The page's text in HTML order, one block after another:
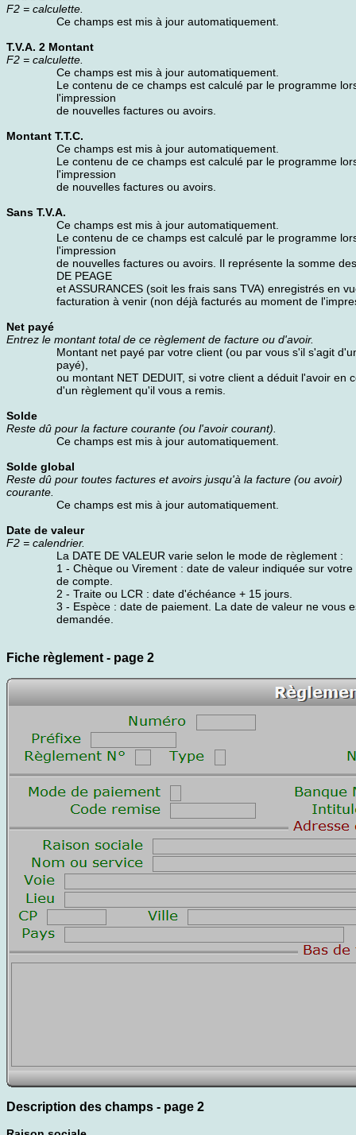
F2 = calculette.
Ce champs est mis à jour automatiquement.
T.V.A. 2 Montant
F2 = calculette.
Ce champs est mis à jour automatiquement.
Le contenu de ce champs est calculé par le programme
l'impression
de nouvelles factures ou avoirs.
Montant T.T.C.
Ce champs est mis à jour automatiquement.
Le contenu de ce champs est calculé par le programme
l'impression
de nouvelles factures ou avoirs.
Sans T.V.A.
Ce champs est mis à jour automatiquement.
Le contenu de ce champs est calculé par le programme
l'impression
de nouvelles factures ou avoirs. Il représente la somme
DE PEAGE
et ASSURANCES (soit les frais sans TVA) enregistrés en
facturation à venir (non déjà facturés au moment de
Net payé
Entrez le montant total de ce règlement de facture ou d'avoir.
Montant net payé par votre client (ou par vous s'il s'agit
payé),
ou montant NET DEDUIT, si votre client a déduit l'avoir en
d'un règlement qu'il vous a remis.
Solde
Reste dû pour la facture courante (ou l'avoir courant).
Ce champs est mis à jour automatiquement.
Solde global
Reste dû pour toutes factures et avoirs jusqu'à la facture (ou avoir)
courante.
Ce champs est mis à jour automatiquement.
Date de valeur
F2 = calendrier.
La DATE DE VALEUR varie selon le mode de règlement :
1 - Chèque ou Virement : date de valeur indiquée sur votre
de compte.
2 - Traite ou LCR : date d'échéance + 15 jours.
3 - Espèce : date de paiement. La date de valeur ne vous
demandée.
Fiche règlement - page 2
Description des champs - page 2